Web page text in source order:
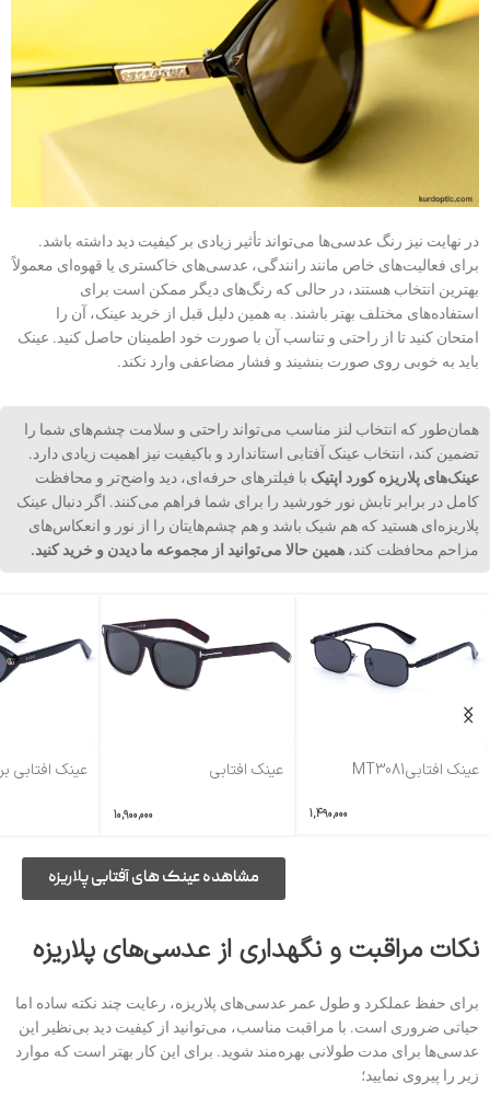
در نهایت نیز رنگ عدسی‌ها می‌تواند تأثیر زیادی بر کیفیت دید داشته باشد.
برای فعالیت‌های خاص مانند رانندگی، عدسی‌های خاکستری یا قهوه‌ای معمولاً
بهترین انتخاب هستند، در حالی که رنگ‌های دیگر ممکن است برای
استفاده‌های مختلف بهتر باشند. به همین دلیل قبل از خرید عینک، آن را
امتحان کنید تا از راحتی و تناسب آن با صورت خود اطمینان حاصل کنید. عینک
باید به خوبی روی صورت بنشیند و فشار مضاعفی وارد نکند.
همان‌طور که انتخاب لنز مناسب می‌تواند راحتی و سلامت چشم‌های شما را
تضمین کند، انتخاب عینک آفتابی استاندارد و باکیفیت نیز اهمیت زیادی دارد.
عینک‌های پلاریزه کورد اپتیک با فیلترهای حرفه‌ای، دید واضح‌تر و محافظت
کامل در برابر تابش نور خورشید را برای شما فراهم می‌کنند. اگر دنبال عینک
پلاریزه‌ای هستید که هم شیک باشد و هم چشم‌هایتان را از نور و انعکاس‌های
مزاحم محافظت کند، همین حالا می‌توانید از مجموعه ما دیدن و خرید کنید.
عینک افتابیMT3081
1,490,000
عینک افتابی
10,900,000
عینک افتابی
مشاهده عینک های آفتابی پلاریزه
نکات مراقبت و نگهداری از عدسی‌های پلاریزه
برای حفظ عملکرد و طول عمر عدسی‌های پلاریزه، رعایت چند نکته ساده اما
حیاتی ضروری است. با مراقبت مناسب، می‌توانید از کیفیت دید بی‌نظیر این
عدسی‌ها برای مدت طولانی بهره‌مند شوید. برای این کار بهتر است که موارد
زیر را پیروی نمایید؛